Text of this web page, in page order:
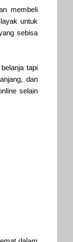
membeli
untuk
sebisa
tapi
dan
selain